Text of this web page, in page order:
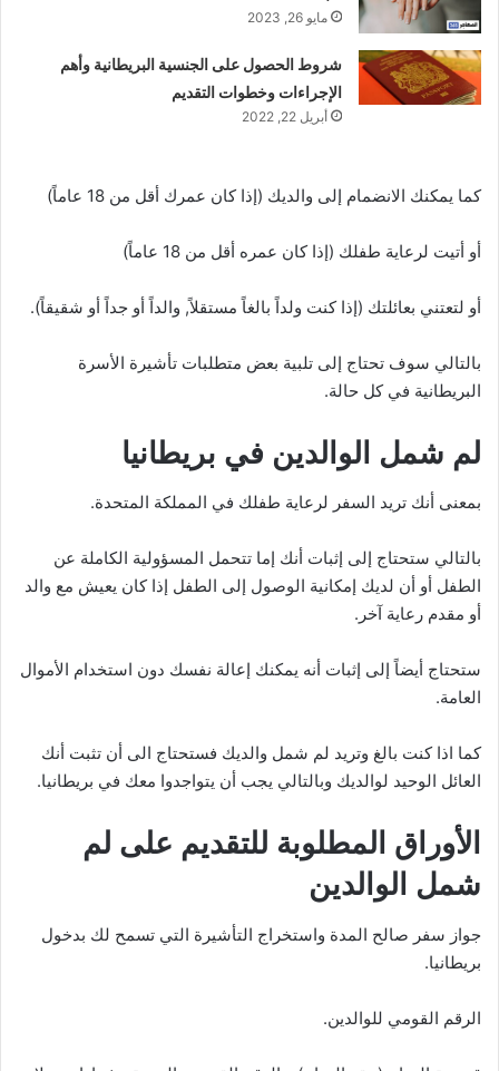
مايو 26, 2023
شروط الحصول على الجنسية البريطانية وأهم
الإجراءات وخطوات التقديم
أبريل 22, 2022
كما يمكنك الانضمام إلى والديك (إذا كان عمرك أقل من 18 عاماً)
أو أتيت لرعاية طفلك (إذا كان عمره أقل من 18 عاماً)
أو لتعتني بعائلتك (إذا كنت ولداً بالغاً مستقلاً, والداً أو جداً أو شقيقاً).
بالتالي سوف تحتاج إلى تلبية بعض متطلبات تأشيرة الأسرة
البريطانية في كل حالة.
لم شمل الوالدين في بريطانيا
بمعنى أنك تريد السفر لرعاية طفلك في المملكة المتحدة.
بالتالي ستحتاج إلى إثبات أنك إما تتحمل المسؤولية الكاملة عن
الطفل أو أن لديك إمكانية الوصول إلى الطفل إذا كان يعيش مع والد
أو مقدم رعاية آخر.
ستحتاج أيضاً إلى إثبات أنه يمكنك إعالة نفسك دون استخدام الأموال
العامة.
كما اذا كنت بالغ وتريد لم شمل والديك فستحتاج الى أن تثبت أنك
العائل الوحيد لوالديك وبالتالي يجب أن يتواجدوا معك في بريطانيا.
الأوراق المطلوبة للتقديم على لم
شمل الوالدين
جواز سفر صالح المدة واستخراج التأشيرة التي تسمح لك بدخول
بريطانيا.
الرقم القومي للوالدين.